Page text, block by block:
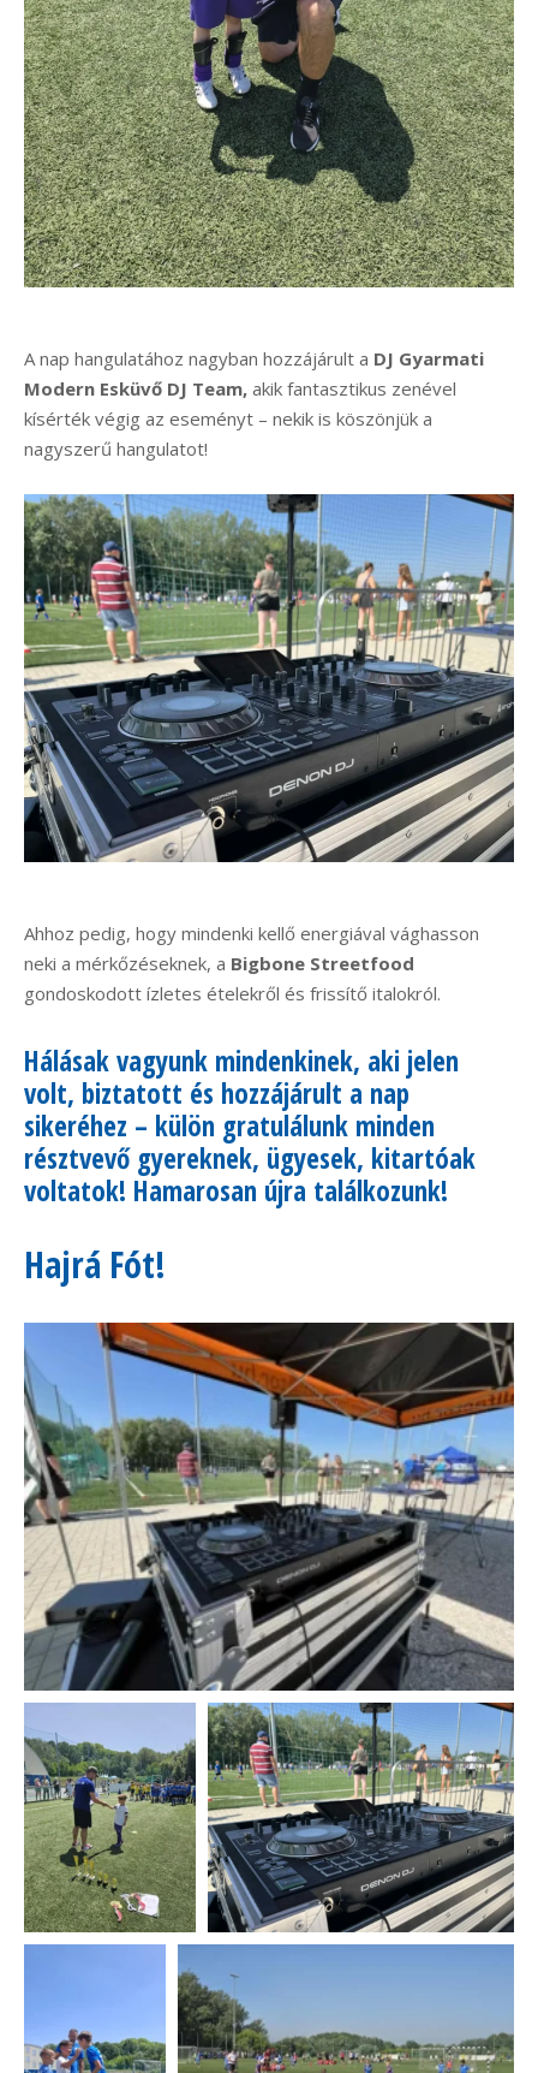
A nap hangulatához nagyban hozzájárult a DJ Gyarmati
Modern Esküvő DJ Team, akik fantasztikus zenével
kísérték végig az eseményt – nekik is köszönjük a
nagyszerű hangulatot!
Ahhoz pedig, hogy mindenki kellő energiával vághasson
neki a mérkőzéseknek, a Bigbone Streetfood
gondoskodott ízletes ételekről és frissítő italokról.
Hálásak vagyunk mindenkinek, aki jelen
volt, biztatott és hozzájárult a nap
sikeréhez – külön gratulálunk minden
résztvevő gyereknek, ügyesek, kitartóak
voltatok! Hamarosan újra találkozunk!
Hajrá Fót!